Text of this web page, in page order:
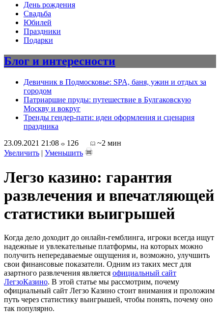
День рождения
Свадьба
Юбилей
Праздники
Подарки
Блог и интересности
Девичник в Подмосковье: SPA, баня, ужин и отдых за
городом
Патриаршие пруды: путешествие в Булгаковскую
Москву и вокруг
Тренды гендер-пати: идеи оформления и сценария
праздника
23.09.2021 21:08
126
~2 мин
Увеличить | Уменьшить
Легзо казино: гарантия
развлечения и впечатляющей
статистики выигрышей
Когда дело доходит до онлайн-гемблинга, игроки всегда ищут
надежные и увлекательные платформы, на которых можно
получить непередаваемые ощущения и, возможно, улучшить
свои финансовые показатели. Одним из таких мест для
азартного развлечения является официальный сайт
ЛегзоКазино. В этой статье мы рассмотрим, почему
официальный сайт Легзо Казино стоит внимания и проложим
путь через статистику выигрышей, чтобы понять, почему оно
так популярно.